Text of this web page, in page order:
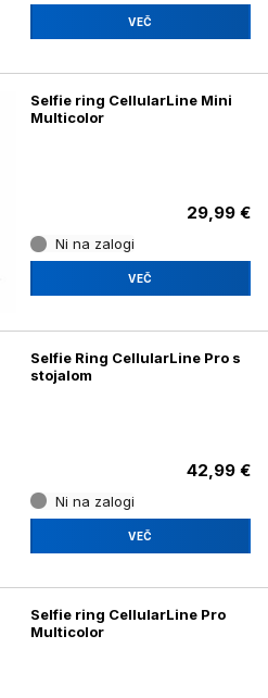
VEČ
Selfie ring CellularLine Mini
Multicolor
29,99 €
Ni na zalogi
VEČ
Selfie Ring CellularLine Pro s
stojalom
42,99 €
Ni na zalogi
VEČ
Selfie ring CellularLine Pro
Multicolor